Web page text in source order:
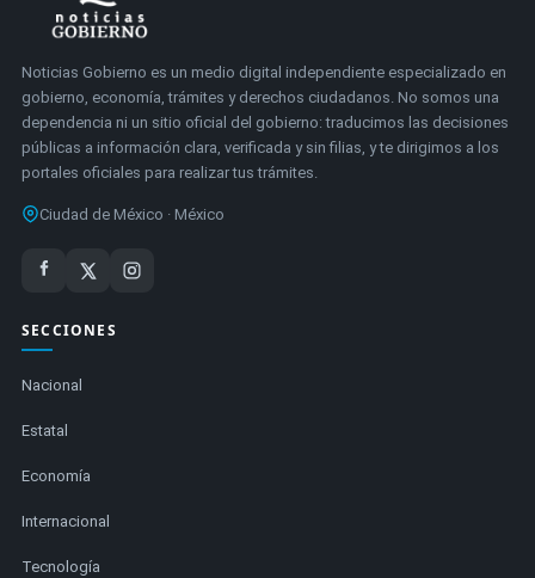
Noticias Gobierno es un medio digital independiente especializado en
gobierno, economía, trámites y derechos ciudadanos. No somos una
dependencia ni un sitio oficial del gobierno: traducimos las decisiones
públicas a información clara, verificada y sin filias, y te dirigimos a los
portales oficiales para realizar tus trámites.
Ciudad de México · México
SECCIONES
Nacional
Estatal
Economía
Internacional
Tecnología